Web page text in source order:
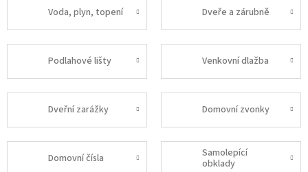
Voda, plyn, topení Dveře a zárubně
Podlahové lišty Venkovní dlažba
Dveřní zarážky Domovní zvonky
Domovní čísla
Samolepící
obklady